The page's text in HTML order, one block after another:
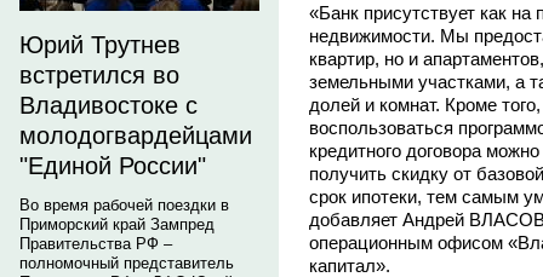
Юрий Трутнев
встретился во
Владивостоке с
молодогвардейцами
"Единой России"
Во время рабочей поездки в
Приморский край Зампред
Правительства РФ –
полномочный представитель
«Банк присутствует как
недвижимости. Мы
квартир, но и
земельными участками, а
долей и комнат. Кроме
воспользоваться
кредитного договора
получить скидку от
срок ипотеки, тем самым
добавляет Андрей
операционным офисом
капитал».